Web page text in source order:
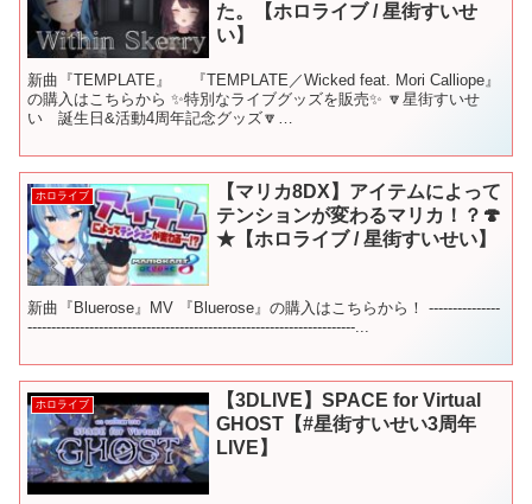
た。【ホロライブ / 星街すいせ
い】
新曲『TEMPLATE』 『TEMPLATE／Wicked feat. Mori Calliope』
の購入はこちらから ✨特別なライブグッズを販売✨ 🔽星街すいせ
い 誕生日&活動4周年記念グッズ🔽
ホロライブ
【マリカ8DX】アイテムによって
テンションが変わるマリカ！？🍄
★【ホロライブ / 星街すいせい】
新曲『Bluerose』MV 『Bluerose』の購入はこちらから！ ---------------
---------------------------------------------------------------------...
ホロライブ
【3DLIVE】SPACE for Virtual
GHOST【#星街すいせい3周年
LIVE】